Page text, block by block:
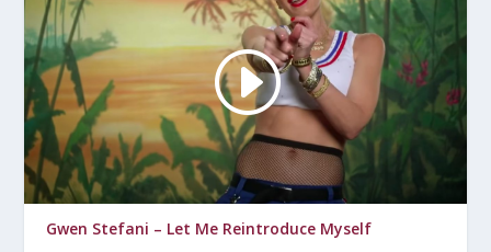
Gwen Stefani – Let Me Reintroduce Myself